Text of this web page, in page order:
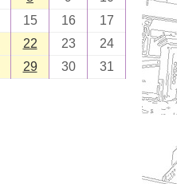
15 16
17
22 23
24
29 30 31